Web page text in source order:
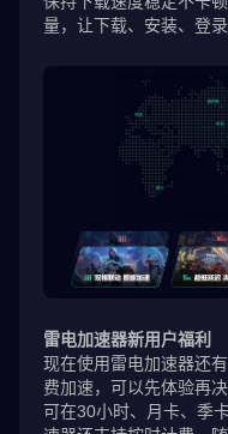
量，让下载、安装、登
雷电加速器新用户福利
现在使用雷电加速器还
费加速，可以先体验再
可在30小时、月卡、季